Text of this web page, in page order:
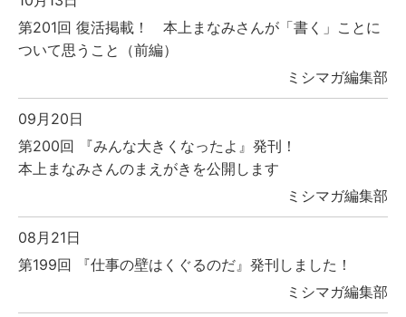
第201回 復活掲載！ 本上まなみさんが「書く」ことに
ついて思うこと（前編）
ミシマガ編集部
09月20日
第200回 『みんな大きくなったよ』発刊！
本上まなみさんのまえがきを公開します
ミシマガ編集部
08月21日
第199回 『仕事の壁はくぐるのだ』発刊しました！
ミシマガ編集部